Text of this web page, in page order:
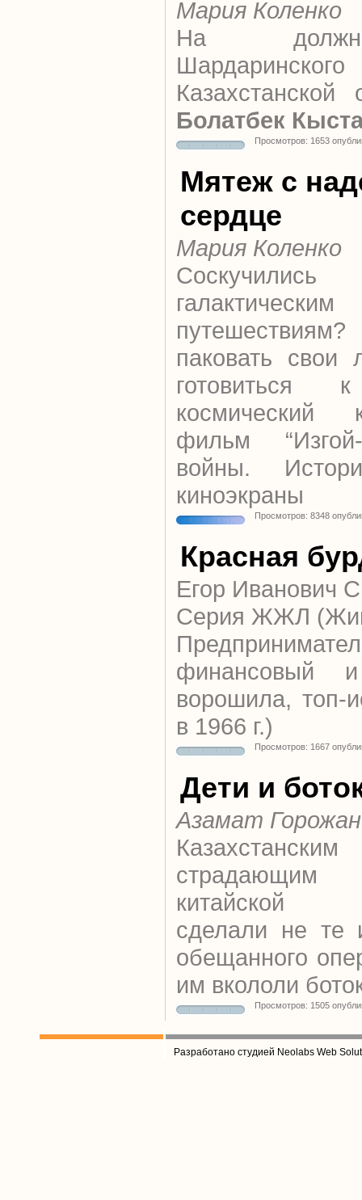
Мария Коленко
На
Казахстанской
Болатбек
Просмотров: 1653
Мятеж с
сердце
Мария Коленко
галактическим
паковать
космический
фильм
войны.
киноэкраны
Просмотров: 8348
Красная
Егор Иванович
Серия ЖЖЛ
финансовый
ворошила, топ-
в 1966 г.)
Просмотров: 1667
Дети и
Азамат
китайской
сделали не те
обещанного
им вкололи
Просмотров: 1505
Разработано студией Neolabs Web